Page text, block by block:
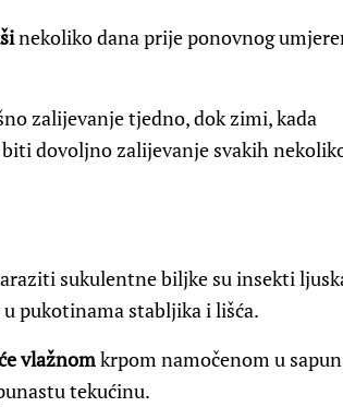
nekoliko dana prije ponovnog
zalijevanje tjedno, dok zimi, kada
dovoljno zalijevanje svakih
sukulentne biljke su insekti
pukotinama stabljika i lišća.
vlažnomkrpom namočenom u
tekućinu.